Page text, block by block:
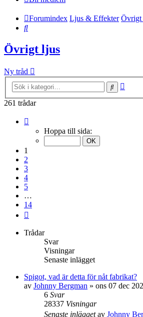
Forumindex Ljus & Effekter Övrigt
Sök
Övrigt ljus
Ny tråd
Sök
261 trådar
Hoppa till sida:
1
2
3
4
5
…
14
Trådar
Svar
Visningar
Senaste inlägget
Spigot, vad är detta för nåt fabrikat?
av Johnny Bergman » ons 07 dec
6 Svar
28337 Visningar
Senaste inläggetav Johnny